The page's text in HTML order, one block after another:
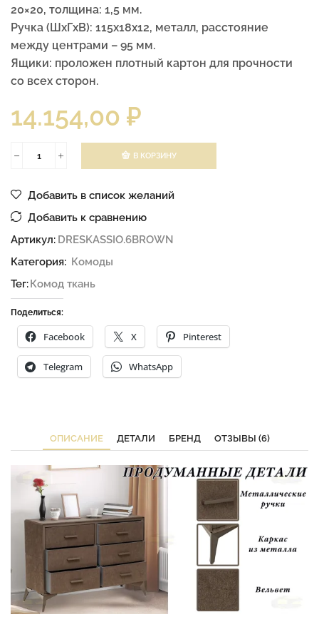
20×20, толщина: 1,5 мм.
Ручка (ШхГхВ): 115x18x12, металл, расстояние
между центрами – 95 мм.
Ящики: проложен плотный картон для прочности
со всех сторон.
14.154,00 ₽
В КОРЗИНУ
Добавить в список желаний
Добавить к сравнению
Артикул: DRESKASSIO.6BROWN
Категория: Комоды
Тег:Комод ткань
Поделиться:
Facebook X Pinterest
Telegram WhatsApp
ОПИСАНИЕ ДЕТАЛИ БРЕНД ОТЗЫВЫ (6)